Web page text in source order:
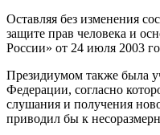
Оставляя без изменения
защите прав человека и
России» от 24 июля 2003
Президиумом также была
Федерации, согласно
слушания и получения
приводил бы к